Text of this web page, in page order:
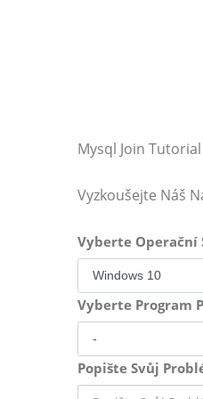
Mysql Join
Vyzkoušejte Náš
Vyberte Operační
Vyberte Program
Popište Svůj